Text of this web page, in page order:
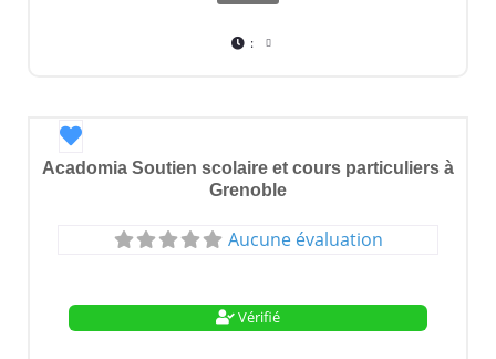
:
Favori
Acadomia Soutien scolaire et cours particuliers à
Grenoble
Aucune évaluation
Vérifié